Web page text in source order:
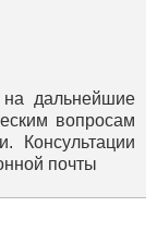
дальнейшие
вопросам
Консультации
почты